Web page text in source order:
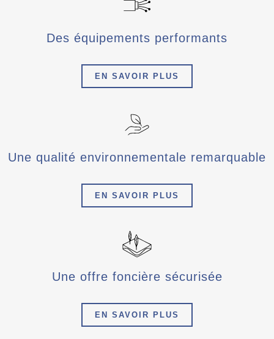
Des équipements performants
EN SAVOIR PLUS
Une qualité environnementale remarquable
EN SAVOIR PLUS
Une offre foncière sécurisée
EN SAVOIR PLUS